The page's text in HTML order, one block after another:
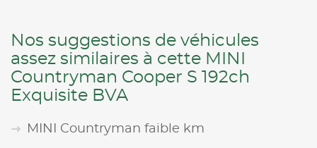
Nos suggestions de véhicules
assez similaires à cette MINI
Countryman Cooper S 192ch
Exquisite BVA
MINI Countryman faible km